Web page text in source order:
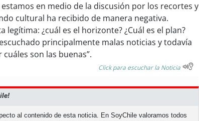
en medio de la discusión por los recortes y
cultural ha recibido de manera negativa.
legítima: ¿cuál es el horizonte? ¿Cuál es el plan?
principalmente malas noticias y todavía
son las buenas”.
Click para escuchar la Noticia
al contenido de esta noticia. En SoyChile valoramos todos